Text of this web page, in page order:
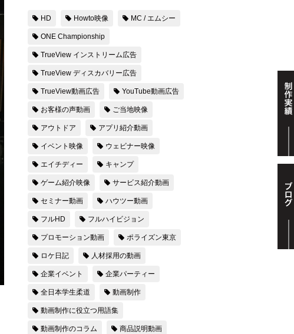
HD Howto映像 MC / エムシー
ONE Championship
TrueView インストリーム広告
TrueView ディスカバリー広告
TrueView動画広告 YouTube動画広告
お客様の声動画 ご当地映像
アウトドア アプリ紹介動画
イベント映像 ウェビナー映像
エイチディー キャンプ
ゲーム紹介映像 サービス紹介動画
セミナー動画 ハウツー動画
フルHD フルハイビジョン
プロモーション動画 ポライズン東京
ロケ日記 人材採用の動画
企業イベント 企業パーティー
全日本学生柔道 動画制作
動画制作に役立つ用語集
動画制作のコラム 商品説明動画